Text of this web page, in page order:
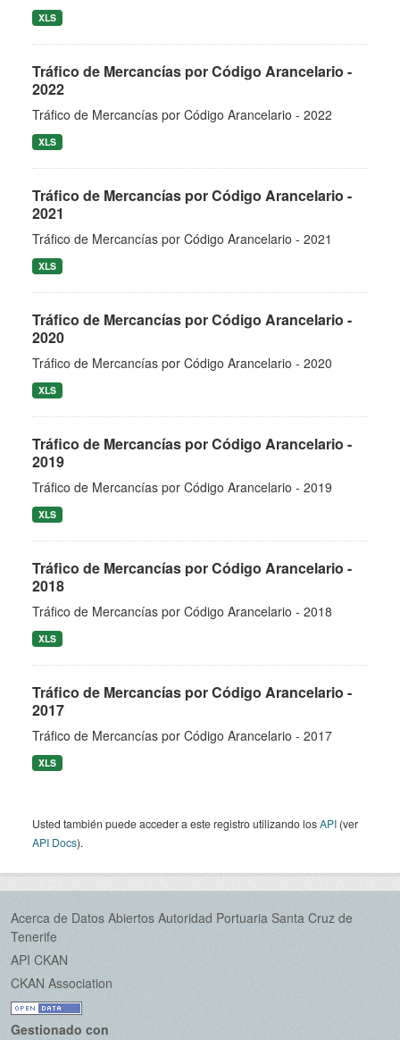
XLS
Tráfico de Mercancías por Código Arancelario -
2022
Tráfico de Mercancías por Código Arancelario - 2022
XLS
Tráfico de Mercancías por Código Arancelario -
2021
Tráfico de Mercancías por Código Arancelario - 2021
XLS
Tráfico de Mercancías por Código Arancelario -
2020
Tráfico de Mercancías por Código Arancelario - 2020
XLS
Tráfico de Mercancías por Código Arancelario -
2019
Tráfico de Mercancías por Código Arancelario - 2019
XLS
Tráfico de Mercancías por Código Arancelario -
2018
Tráfico de Mercancías por Código Arancelario - 2018
XLS
Tráfico de Mercancías por Código Arancelario -
2017
Tráfico de Mercancías por Código Arancelario - 2017
XLS
Usted también puede acceder a este registro utilizando losAPI (ver
API Docs).
Acerca de Datos Abiertos Autoridad Portuaria Santa Cruz de
Tenerife
API CKAN
CKAN Association
Gestionado con